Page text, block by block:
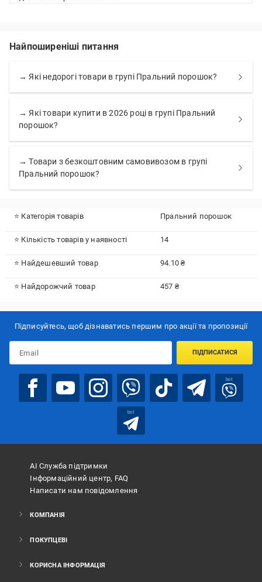
Найпоширеніші питання
→ Які недорогі товари в групі Пральний порошок?
→ Які товари купити в 2026 році в групі Пральний
порошок?
→ Товари з безкоштовним самовивозом в групі
Пральний порошок?
⭐ Категорія товарів Пральний порошок
⭐ Кількість товарів у наявності 14
⭐ Найдешевший товар 94.10 ₴
⭐ Найдорожчий товар 457 ₴
Підписуйтесь, щоб дізнаватись першим про акції та пропозиції
ПІДПИСАТИСЯ
bot
bot
АІ Служба підтримки
Інформаційний центр, FAQ
Написати нам повідомлення
КОМПАНІЯ
ПОКУПЦЕВІ
КОРИСНА ІНФОРМАЦІЯ